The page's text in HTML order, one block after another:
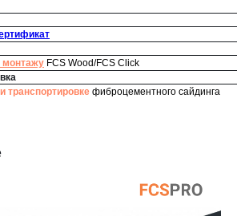
монтажу FCS Wood/FCS Click
транспортировке фиброцементного сайдинга